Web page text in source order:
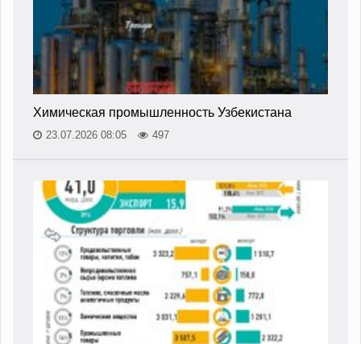
Химическая промышленность Узбекистана
23.07.2026 08:05 497